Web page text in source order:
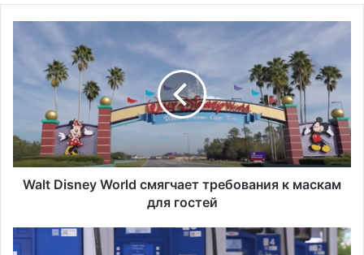
Исследование показало, что в Портленде
самый высокий уровень угона
автомобилей на душу населения в США
s
n
e
l
Walt Disney World смягчает требования к маскам
для гостей
З